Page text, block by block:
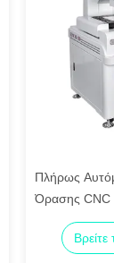
Πλήρως
Όρασης CNC
Υψηλή
και Πλαστικά
Βρείτε